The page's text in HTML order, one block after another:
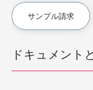
ドキュメント
サンプル請求